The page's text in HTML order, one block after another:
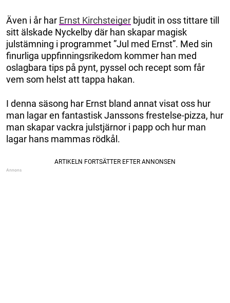
Även i år har Ernst Kirchsteiger bjudit in oss tittare till
sitt älskade Nyckelby där han skapar magisk
julstämning i programmet ”Jul med Ernst”. Med sin
finurliga uppfinningsrikedom kommer han med
oslagbara tips på pynt, pyssel och recept som får
vem som helst att tappa hakan.
I denna säsong har Ernst bland annat visat oss hur
man lagar en fantastisk Janssons frestelse-pizza, hur
man skapar vackra julstjärnor i papp och hur man
lagar hans mammas rödkål.